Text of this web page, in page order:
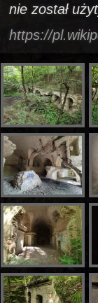
nie został
https://